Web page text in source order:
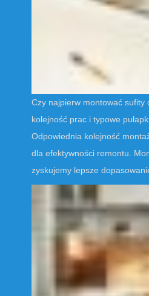
Czy najpierw montować
kolejność prac i typowe
Odpowiednia kolejność
dla efektywności remontu.
zyskujemy lepsze